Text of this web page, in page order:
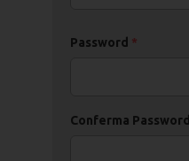
Password
Ricordami
Password *
Conferma Password